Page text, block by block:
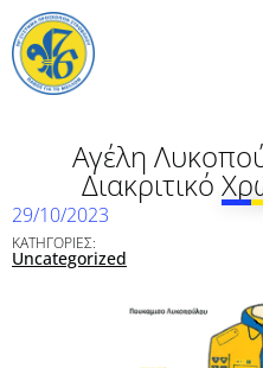
Αγέλη
Διακριτικό
29/10/2023
ΚΑΤΗΓΟΡΙΕΣ:
Uncategorized